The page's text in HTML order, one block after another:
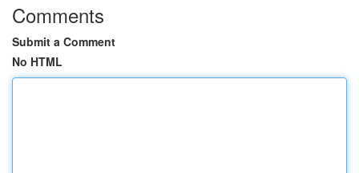
Comments
Submit a Comment
No HTML